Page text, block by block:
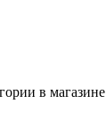
в магазине